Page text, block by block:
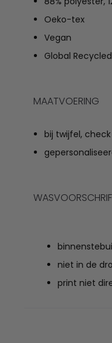
Oeko-tex
Vegan
Global
MAATVOERING
bij twijfel,
niet in de
print niet